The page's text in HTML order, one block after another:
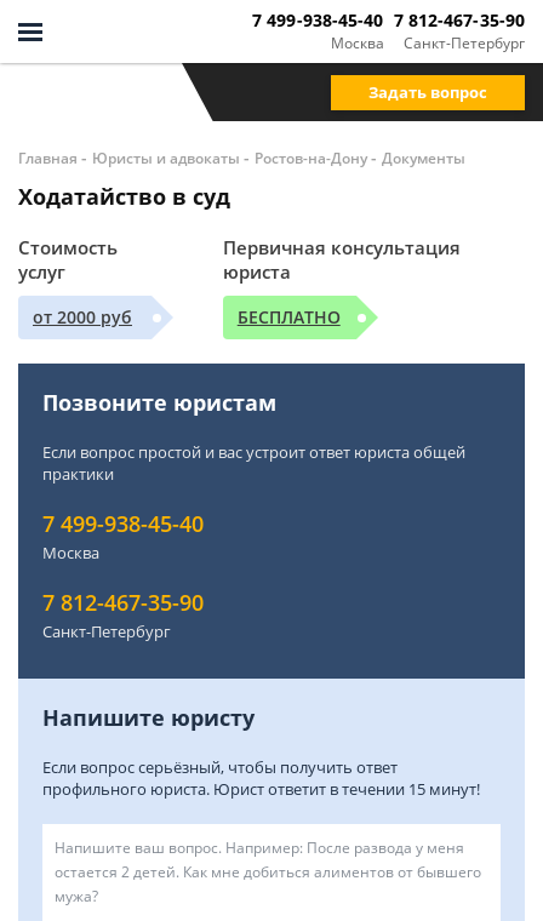
Москва
7 499-938-45-40
Санкт-Петербург
7 812-467-35-90
Задать вопрос
Главная - Юристы и адвокаты - Ростов-на-Дону- Документы
Ходатайство в суд
Стоимость
услуг
от 2000 руб
Первичная консультация
юриста
БЕСПЛАТНО
Позвоните юристам
Если вопрос простой и вас устроит ответ юриста общей
практики
7 499-938-45-40
Москва
7 812-467-35-90
Санкт-Петербург
Напишите юристу
Если вопрос серьёзный, чтобы получить ответ
профильного юриста. Юрист ответит в течении 15 минут!